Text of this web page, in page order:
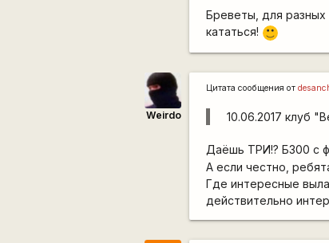
Бреветы, для разных
кататься!
:)
Weirdo
Цитата сообщения от
10.06.2017 клуб
Даёшь ТРИ!? Б300 с
А если честно,
Где интересные
действительно